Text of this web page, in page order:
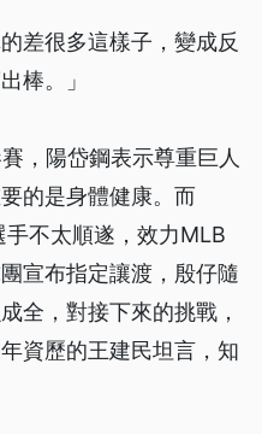
差很多這樣子，變成反
棒。」
，陽岱鋼表示尊重巨人
的是身體健康。而
不太順遂，效力MLB
宣布指定讓渡，殷仔隨
全，對接下來的挑戰，
資歷的王建民坦言，知